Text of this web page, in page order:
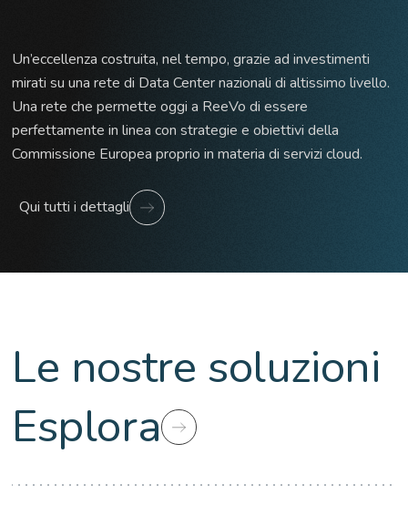
Un’eccellenza costruita, nel tempo, grazie ad investimenti
mirati su una rete di Data Center nazionali di altissimo livello.
Una rete che permette oggi a ReeVo di essere
perfettamente in linea con strategie e obiettivi della
Commissione Europea proprio in materia di servizi cloud.
Qui tutti i dettagli
Le nostre soluzioni
Esplora